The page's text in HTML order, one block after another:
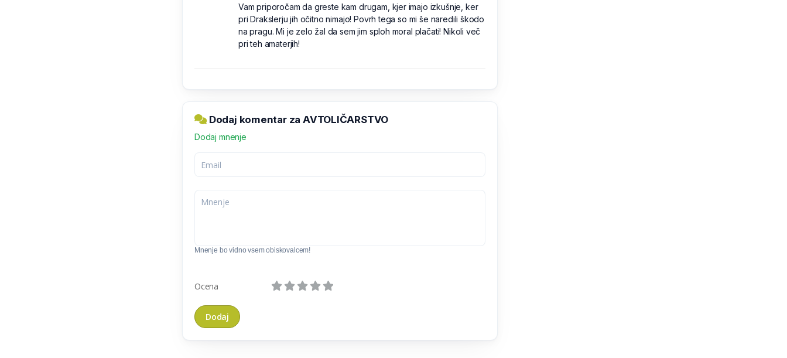
Vam priporočam da greste kam drugam, kjer imajo izkušnje, ker
pri Drakslerju jih očitno nimajo! Povrh tega so mi še naredili škodo
na pragu. Mi je zelo žal da sem jim sploh moral plačati! Nikoli več
pri teh amaterjih!
Dodaj komentar za AVTOLIČARSTVO
Dodaj mnenje
Mnenje bo vidno vsem obiskovalcem!
Ocena